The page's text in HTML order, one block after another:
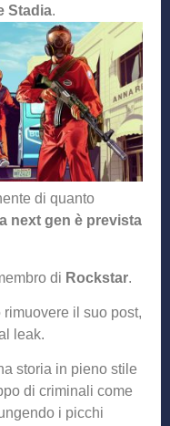
Stadia.
di quanto
la next gen è prevista
di Rockstar.
il suo post,
leak.
storia in pieno stile
di criminali come
i picchi